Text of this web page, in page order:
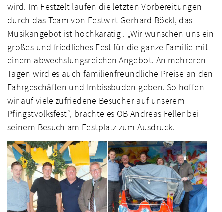
wird. Im Festzelt laufen die letzten Vorbereitungen
durch das Team von Festwirt Gerhard Böckl, das
Musikangebot ist hochkarätig . „Wir wünschen uns ein
großes und friedliches Fest für die ganze Familie mit
einem abwechslungsreichen Angebot. An mehreren
Tagen wird es auch familienfreundliche Preise an den
Fahrgeschäften und Imbissbuden geben. So hoffen
wir auf viele zufriedene Besucher auf unserem
Pfingstvolksfest“, brachte es OB Andreas Feller bei
seinem Besuch am Festplatz zum Ausdruck.